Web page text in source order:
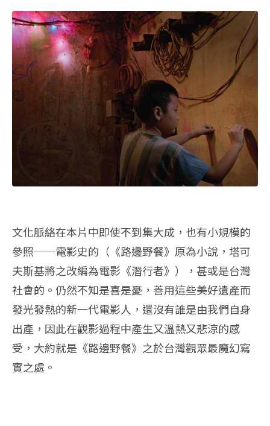
文化脈絡在本片中即使不到集大成，也有小規模的
參照──電影史的（《路邊野餐》原為小說，塔可
夫斯基將之改編為電影《潛行者》），甚或是台灣
社會的。仍然不知是喜是憂，善用這些美好遺產而
發光發熱的新一代電影人，還沒有誰是由我們自身
出產，因此在觀影過程中產生又溫熱又悲涼的感
受，大約就是《路邊野餐》之於台灣觀眾最魔幻寫
實之處。